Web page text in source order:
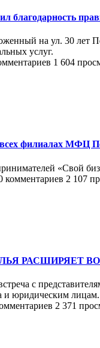
благодарность
на ул. 30 лет
услуг.
1 604
всех филиалах МФЦ
«Свой
комментариев 2 107
РАСШИРЯЕТ
с
и юридическим лицам.
2 371